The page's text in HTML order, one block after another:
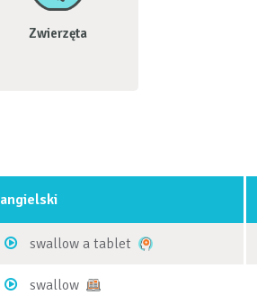
Zwierzęta
angielski
swallow a tablet
swallow